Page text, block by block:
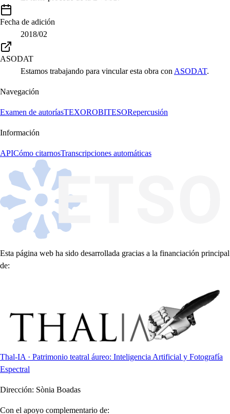
Fecha de adición
2018/02
ASODAT
Estamos trabajando para vincular esta obra con ASODAT.
Navegación
Examen de autoríasTEXOROBITESORepercusión
Información
APICómo citarnosTranscripciones automáticas
Esta página web ha sido desarrollada gracias a la financiación principal
de:
Thal-IA · Patrimonio teatral áureo: Inteligencia Artificial y Fotografía
Espectral
Dirección: Sònia Boadas
Con el apoyo complementario de: